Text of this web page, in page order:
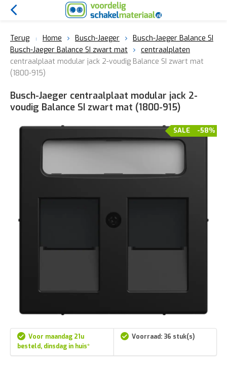
Terug Home Busch-Jaeger
Busch-Jaeger Balance SI
Busch-Jaeger Balance SI zwart mat
centraalplaten
centraalplaat modular jack 2-voudig Balance SI zwart mat
(1800-915)
Busch-Jaeger centraalplaat modular jack 2-
voudig Balance SI zwart mat (1800-915)
-58%
SALE
Voor maandag 21u
besteld, dinsdag in huis*
Voorraad: 36 stuk(s)